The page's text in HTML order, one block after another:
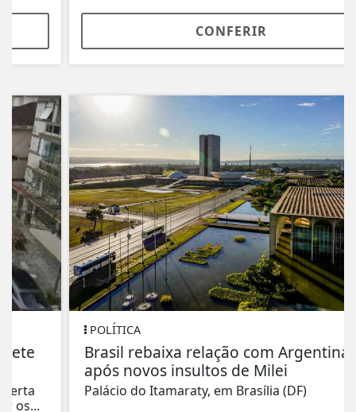
CONFERIR
POLÍTICA
Brasil rebaixa relação com Argentina
após novos insultos de Milei
Palácio do Itamaraty, em Brasília (DF)